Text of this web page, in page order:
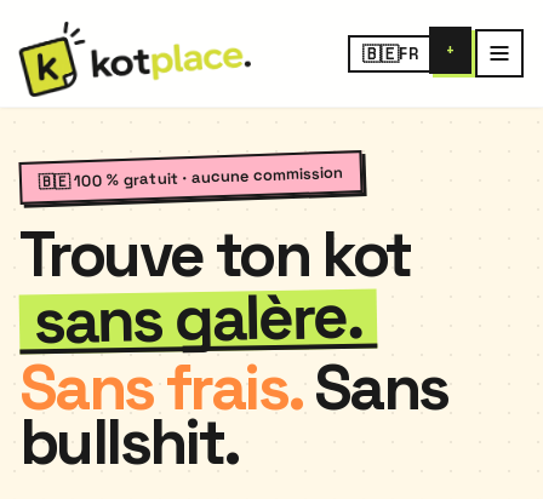
🇧🇪FR +
🇧🇪 100 % gratuit · aucune commission
Trouve ton kot
sans galère.
Sans frais.Sans
bullshit.